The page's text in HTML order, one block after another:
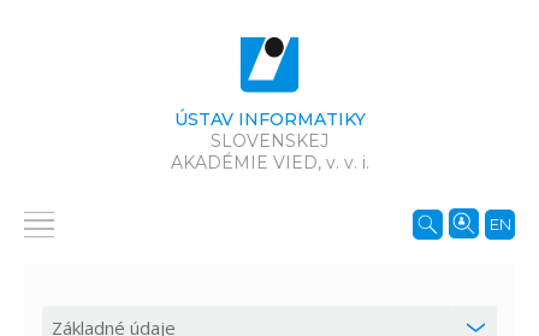
ÚSTAV INFORMATIKY
SLOVENSKEJ
AKADÉMIE VIED, v. v. i.
EN